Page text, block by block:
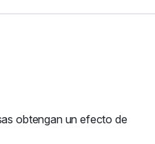
obtengan un efecto de